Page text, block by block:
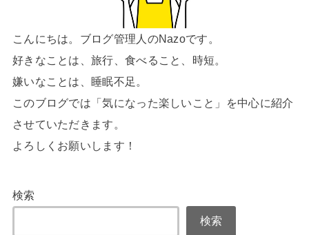
こんにちは。ブログ管理人のNazoです。
好きなことは、旅行、食べること、時短。
嫌いなことは、睡眠不足。
このブログでは「気になった楽しいこと」を中心に紹介
させていただきます。
よろしくお願いします！
検索
検索